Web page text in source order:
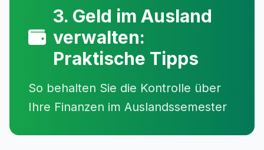
3. Geld im Ausland
verwalten:
Praktische Tipps
So behalten Sie die Kontrolle über
Ihre Finanzen im Auslandssemester